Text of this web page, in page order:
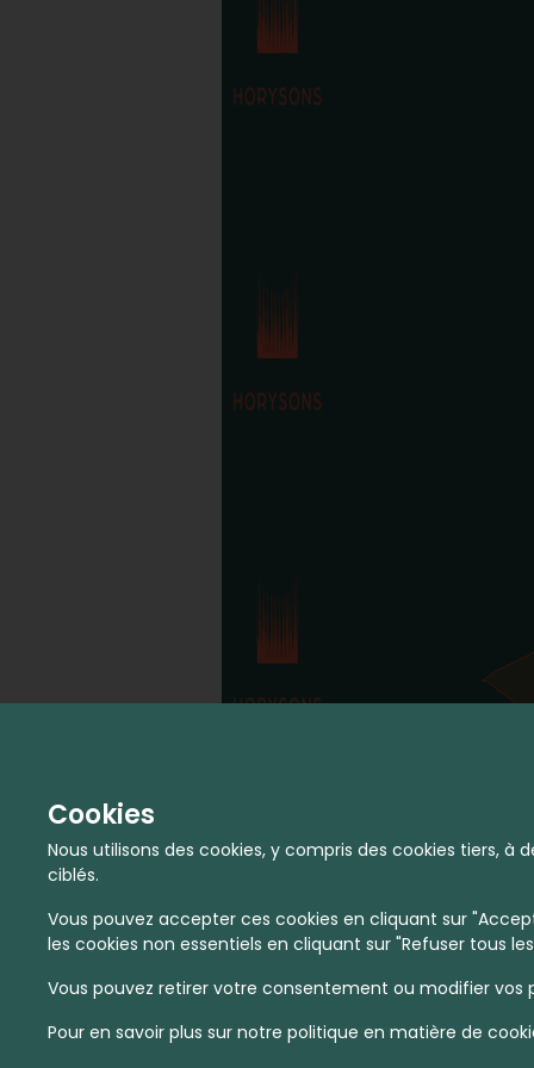
Cookies
Nous utilisons des cookies, y compris des cookies tiers,
ciblés.
Vous pouvez accepter ces cookies en cliquant sur
les cookies non essentiels en cliquant sur "Refuser tous
Vous pouvez retirer votre consentement ou modifier
Pour en savoir plus sur notre politique en matière de